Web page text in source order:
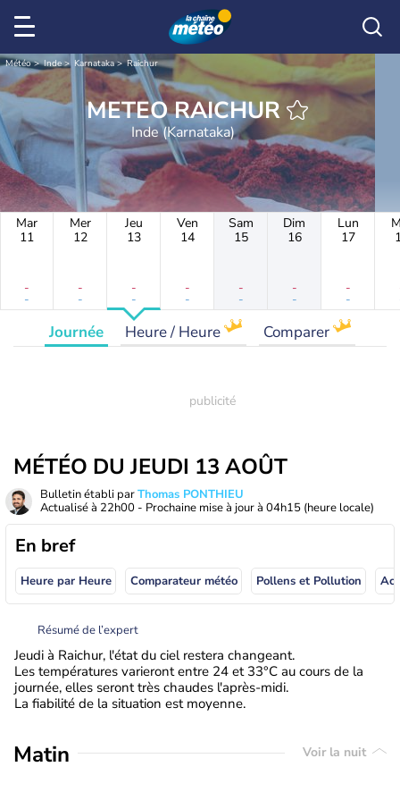
Météo Inde Karnataka Raichur
METEO RAICHUR
Inde (Karnataka)
Mar
11
-
-
Mer
12
-
-
Jeu
13
-
-
Ven
14
-
-
Sam
15
-
-
Dim
16
-
-
Lun
17
-
-
Journée Heure / Heure Comparer
MÉTÉO DU JEUDI 13 AOÛT
Bulletin établi parThomas PONTHIEU
Actualisé à 22h00 - Prochaine mise à jour à 04h15 (heure locale)
En bref
Heure par Heure Comparateur météo Pollens et Pollution
Résumé de l’expert
Jeudi à Raichur, l'état du ciel restera changeant.
Les températures varieront entre 24 et 33°C au cours de la
journée, elles seront très chaudes l'après-midi.
La fiabilité de la situation est moyenne.
Matin Voir la nuit